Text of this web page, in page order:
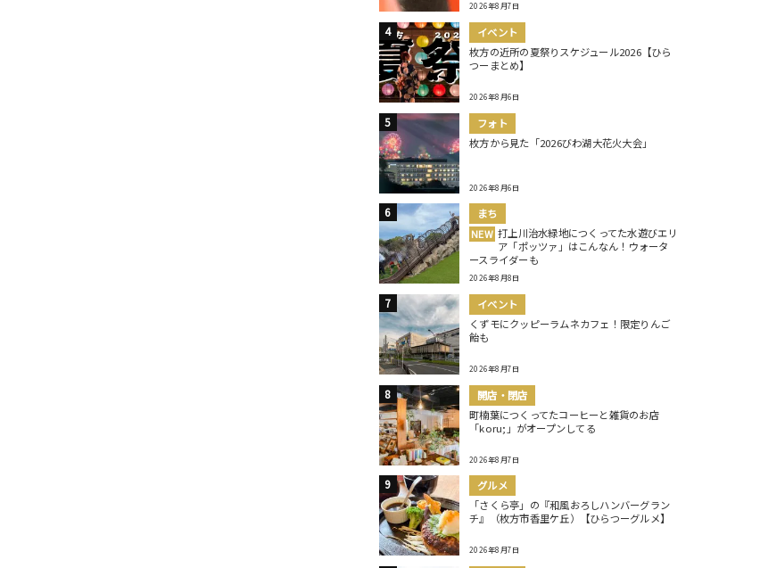
2026年8月7日
イベント
枚方の近所の夏祭りスケジュール2026【ひら
つーまとめ】
2026年8月6日
フォト
枚方から見た「2026びわ湖大花火大会」
2026年8月6日
まち
NEW 打上川治水緑地につくってた水遊びエリ
ア「ポッツァ」はこんなん！ウォータ
ースライダーも
2026年8月8日
イベント
くずモにクッピーラムネカフェ！限定りんご
飴も
2026年8月7日
開店・閉店
町楠葉につくってたコーヒーと雑貨のお店
「koru;」がオープンしてる
2026年8月7日
グルメ
「さくら亭」の『和風おろしハンバーグラン
チ』（枚方市香里ケ丘）【ひらつーグルメ】
2026年8月7日